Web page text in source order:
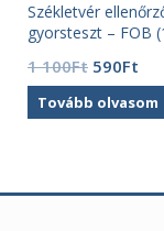
Székletvér
gyorsteszt – FOB
1 100Ft Original
price
was:
590Ft
is:
Tovább olvasom